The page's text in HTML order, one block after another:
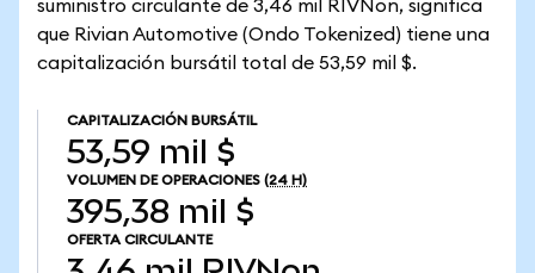
suministro circulante de 3,46 mil RIVNon, significa
que Rivian Automotive (Ondo Tokenized) tiene una
capitalización bursátil total de 53,59 mil $.
CAPITALIZACIÓN BURSÁTIL
53,59 mil $
VOLUMEN DE OPERACIONES (24 H)
395,38 mil $
OFERTA CIRCULANTE